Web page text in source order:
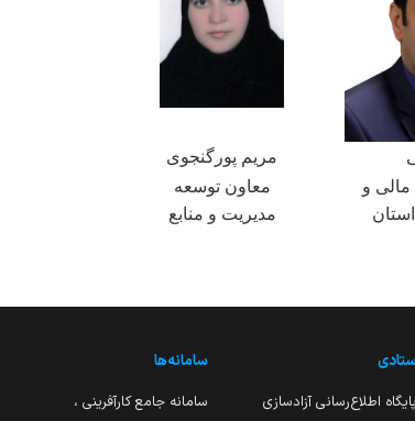
مریم پورگنجوی
و
معاون توسعه
مدیریت و منابع
پایگاه اطلاع‌رسانی آزادسازی
سامانه‌ها
سامانه جامع کارآفرینی ،